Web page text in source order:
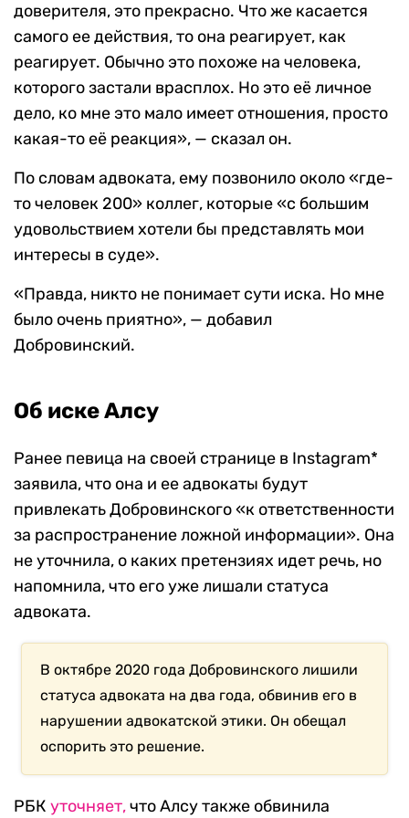
доверителя, это прекрасно. Что же касается
самого ее действия, то она реагирует, как
реагирует. Обычно это похоже на человека,
которого застали врасплох. Но это её личное
дело, ко мне это мало имеет отношения, просто
какая-то её реакция», — сказал он.
По словам адвоката, ему позвонило около «где-
то человек 200» коллег, которые «с большим
удовольствием хотели бы представлять мои
интересы в суде».
«Правда, никто не понимает сути иска. Но мне
было очень приятно», — добавил
Добровинский.
Об иске Алсу
Ранее певица на своей странице в Instagram*
заявила, что она и ее адвокаты будут
привлекать Добровинского «к ответственности
за распространение ложной информации». Она
не уточнила, о каких претензиях идет речь, но
напомнила, что его уже лишали статуса
адвоката.
В октябре 2020 года Добровинского лишили
статуса адвоката на два года, обвинив его в
нарушении адвокатской этики. Он обещал
оспорить это решение.
РБК уточняет,что Алсу также обвинила